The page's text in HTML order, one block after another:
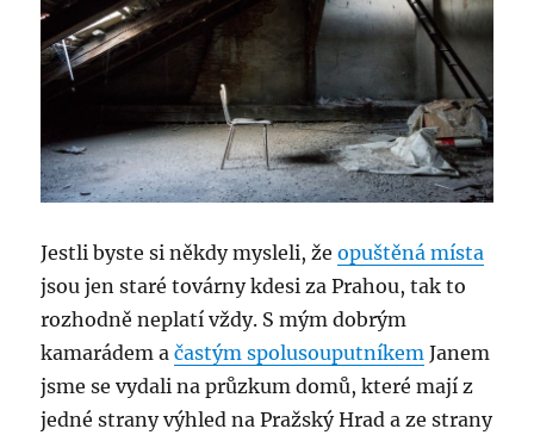
Jestli byste si někdy mysleli, žeopuštěná místa
jsou jen staré továrny kdesi za Prahou, tak to
rozhodně neplatí vždy. S mým dobrým
kamarádem ačastým spolusouputníkem Janem
jsme se vydali na průzkum domů, které mají z
jedné strany výhled na Pražský Hrad a ze strany